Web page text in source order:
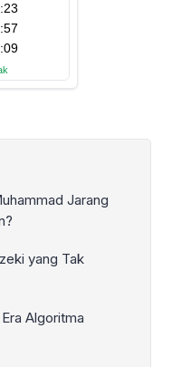
Jarang
yang Tak
Algoritma